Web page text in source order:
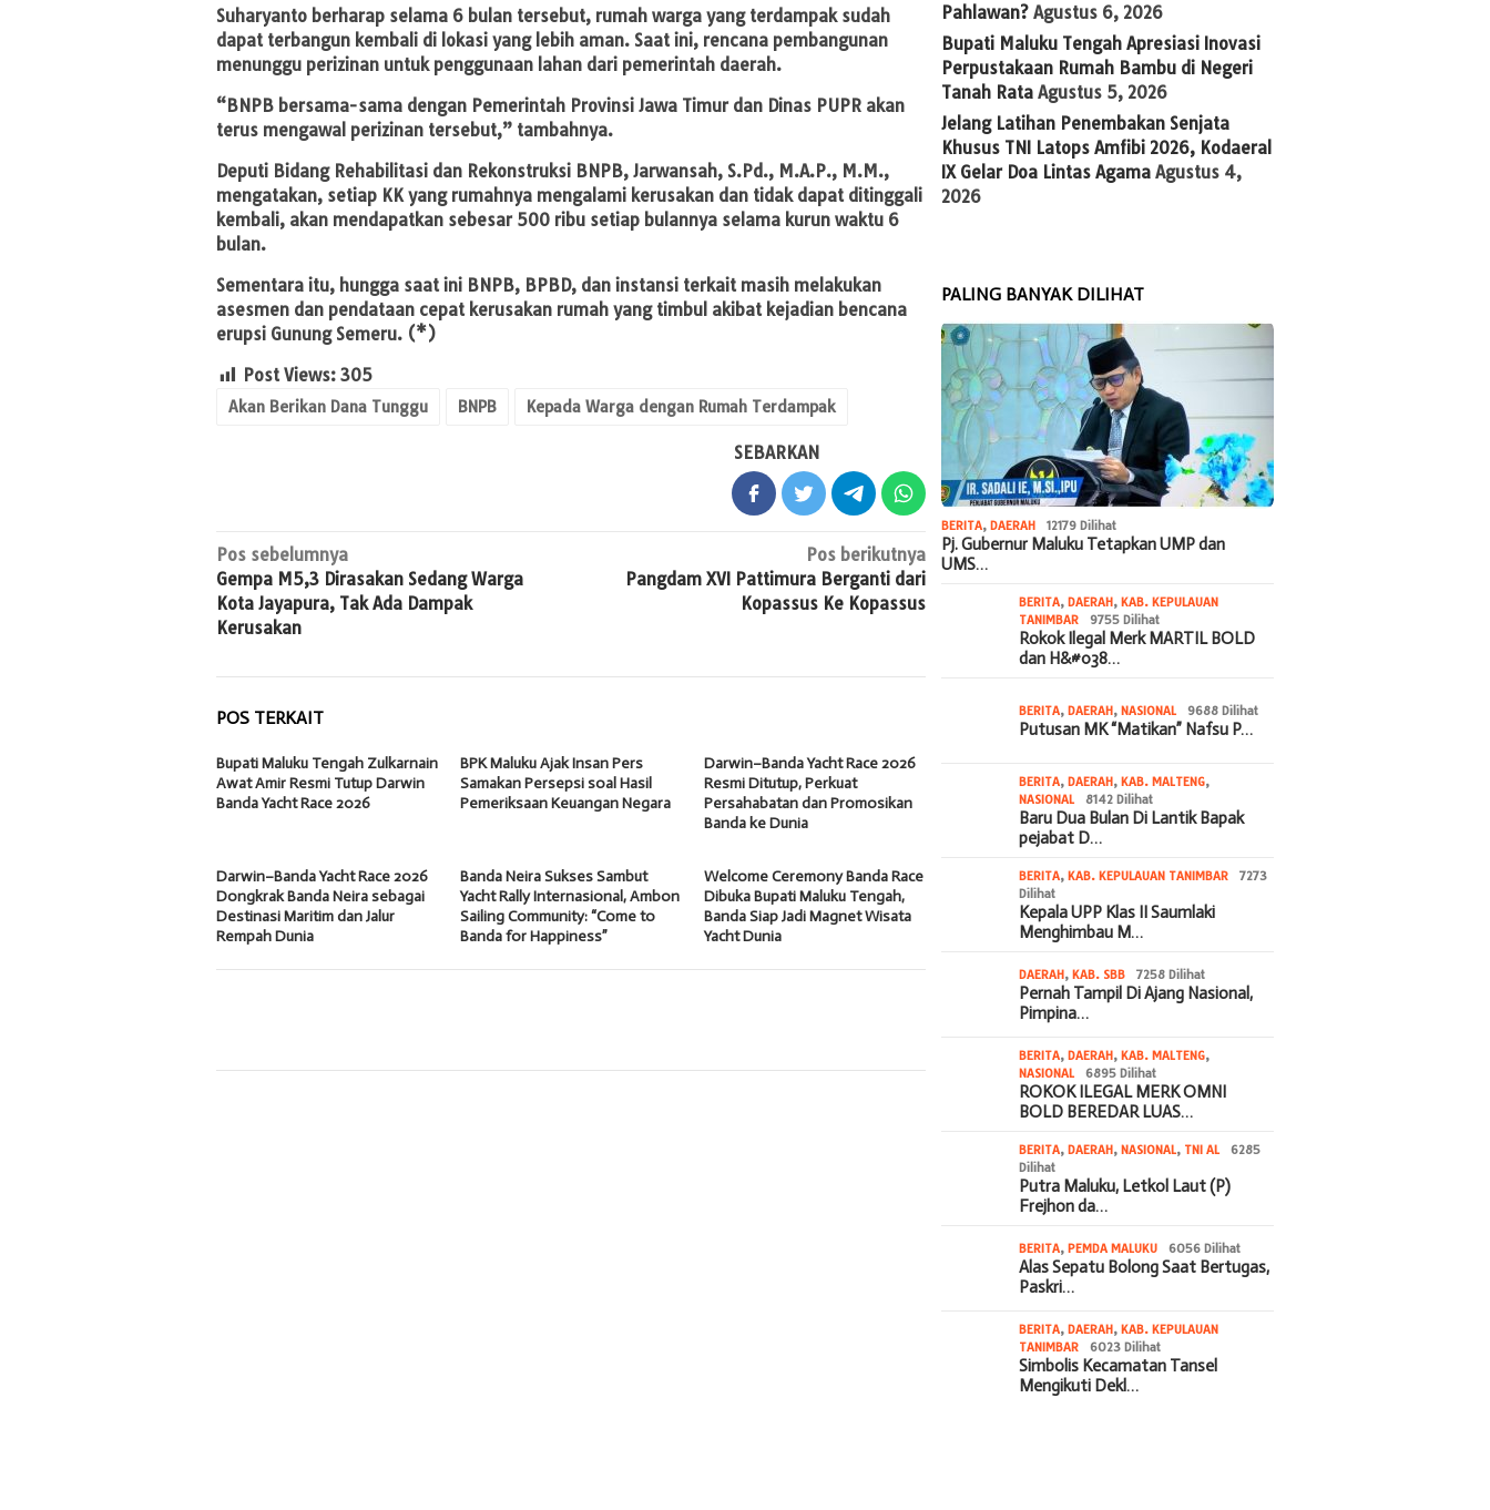
Suharyanto berharap selama 6 bulan tersebut, rumah warga yang terdampak sudah
dapat terbangun kembali di lokasi yang lebih aman. Saat ini, rencana pembangunan
menunggu perizinan untuk penggunaan lahan dari pemerintah daerah.
“BNPB bersama-sama dengan Pemerintah Provinsi Jawa Timur dan Dinas PUPR akan
terus mengawal perizinan tersebut,” tambahnya.
Deputi Bidang Rehabilitasi dan Rekonstruksi BNPB, Jarwansah, S.Pd., M.A.P., M.M.,
mengatakan, setiap KK yang rumahnya mengalami kerusakan dan tidak dapat ditinggali
kembali, akan mendapatkan sebesar 500 ribu setiap bulannya selama kurun waktu 6
bulan.
Sementara itu, hungga saat ini BNPB, BPBD, dan instansi terkait masih melakukan
asesmen dan pendataan cepat kerusakan rumah yang timbul akibat kejadian bencana
erupsi Gunung Semeru. (*)
Post Views: 305
Akan Berikan Dana Tunggu BNPB Kepada Warga dengan Rumah Terdampak
SEBARKAN
Navigasi
pos
Pos sebelumnya
Gempa M5,3 Dirasakan Sedang Warga
Kota Jayapura, Tak Ada Dampak
Kerusakan
Pos berikutnya
Pangdam XVI Pattimura Berganti dari
Kopassus Ke Kopassus
POS TERKAIT
Bupati Maluku Tengah Zulkarnain
Awat Amir Resmi Tutup Darwin
Banda Yacht Race 2026
BPK Maluku Ajak Insan Pers
Samakan Persepsi soal Hasil
Pemeriksaan Keuangan Negara
Darwin–Banda Yacht Race 2026
Resmi Ditutup, Perkuat
Persahabatan dan Promosikan
Banda ke Dunia
Darwin–Banda Yacht Race 2026
Dongkrak Banda Neira sebagai
Destinasi Maritim dan Jalur
Rempah Dunia
Banda Neira Sukses Sambut
Yacht Rally Internasional, Ambon
Sailing Community: “Come to
Banda for Happiness”
Welcome Ceremony Banda Race
Dibuka Bupati Maluku Tengah,
Banda Siap Jadi Magnet Wisata
Yacht Dunia
Pahlawan? Agustus 6, 2026
Bupati Maluku Tengah Apresiasi Inovasi
Perpustakaan Rumah Bambu di Negeri
Tanah Rata Agustus 5, 2026
Jelang Latihan Penembakan Senjata
Khusus TNI Latops Amfibi 2026, Kodaeral
IX Gelar Doa Lintas Agama Agustus 4,
2026
PALING BANYAK DILIHAT
BERITA,DAERAH 12179 Dilihat
Pj. Gubernur Maluku Tetapkan UMP dan
UMS…
BERITA,DAERAH,KAB. KEPULAUAN
TANIMBAR
9755 Dilihat
Rokok Ilegal Merk MARTIL BOLD
dan H&#038…
BERITA,DAERAH,NASIONAL 9688 Dilihat
Putusan MK “Matikan” Nafsu P…
BERITA,DAERAH,KAB. MALTENG,
NASIONAL
8142 Dilihat
Baru Dua Bulan Di Lantik Bapak
pejabat D…
BERITA,KAB. KEPULAUAN TANIMBAR
7273
Dilihat
Kepala UPP Klas II Saumlaki
Menghimbau M…
DAERAH,KAB. SBB 7258 Dilihat
Pernah Tampil Di Ajang Nasional,
Pimpina…
BERITA,DAERAH,KAB. MALTENG,
NASIONAL
6895 Dilihat
ROKOK ILEGAL MERK OMNI
BOLD BEREDAR LUAS…
BERITA,DAERAH,NASIONAL, TNI AL
6285
Dilihat
Putra Maluku, Letkol Laut (P)
Frejhon da…
BERITA,PEMDA MALUKU 6056 Dilihat
Alas Sepatu Bolong Saat Bertugas,
Paskri…
BERITA,DAERAH,KAB. KEPULAUAN
TANIMBAR
6023 Dilihat
Simbolis Kecamatan Tansel
Mengikuti Dekl…